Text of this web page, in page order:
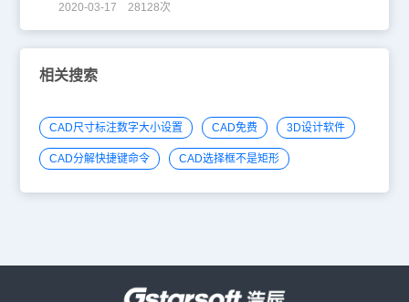
2020-03-17 28128次
相关搜索
CAD尺寸标注数字大小设置 CAD免费 3D设计软件
CAD分解快捷键命令 CAD选择框不是矩形